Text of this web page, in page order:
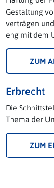
Gestaltung
verträgen
eng mit dem
ZUM
Erbrecht
Die
Thema der
ZUM